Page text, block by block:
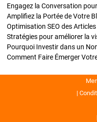
Engagez la Conversation
Amplifiez la Portée de Votre